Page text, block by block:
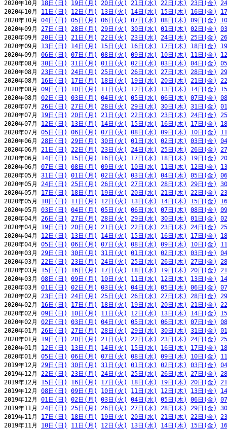
2020年10月 18日(日) 19日(月) 20日(火) 21日(水) 22日(木) 23日(金)
2020年10月 11日(日) 12日(月) 13日(火) 14日(水) 15日(木) 16日(金)
2020年10月 04日(日) 05日(月) 06日(火) 07日(水) 08日(木) 09日(金)
2020年09月 27日(日) 28日(月) 29日(火) 30日(水) 01日(木) 02日(金)
2020年09月 20日(日) 21日(月) 22日(火) 23日(水) 24日(木) 25日(金)
2020年09月 13日(日) 14日(月) 15日(火) 16日(水) 17日(木) 18日(金)
2020年09月 06日(日) 07日(月) 08日(火) 09日(水) 10日(木) 11日(金)
2020年08月 30日(日) 31日(月) 01日(火) 02日(水) 03日(木) 04日(金)
2020年08月 23日(日) 24日(月) 25日(火) 26日(水) 27日(木) 28日(金)
2020年08月 16日(日) 17日(月) 18日(火) 19日(水) 20日(木) 21日(金)
2020年08月 09日(日) 10日(月) 11日(火) 12日(水) 13日(木) 14日(金)
2020年08月 02日(日) 03日(月) 04日(火) 05日(水) 06日(木) 07日(金)
2020年07月 26日(日) 27日(月) 28日(火) 29日(水) 30日(木) 31日(金)
2020年07月 19日(日) 20日(月) 21日(火) 22日(水) 23日(木) 24日(金)
2020年07月 12日(日) 13日(月) 14日(火) 15日(水) 16日(木) 17日(金)
2020年07月 05日(日) 06日(月) 07日(火) 08日(水) 09日(木) 10日(金)
2020年06月 28日(日) 29日(月) 30日(火) 01日(水) 02日(木) 03日(金)
2020年06月 21日(日) 22日(月) 23日(火) 24日(水) 25日(木) 26日(金)
2020年06月 14日(日) 15日(月) 16日(火) 17日(水) 18日(木) 19日(金)
2020年06月 07日(日) 08日(月) 09日(火) 10日(水) 11日(木) 12日(金)
2020年05月 31日(日) 01日(月) 02日(火) 03日(水) 04日(木) 05日(金)
2020年05月 24日(日) 25日(月) 26日(火) 27日(水) 28日(木) 29日(金)
2020年05月 17日(日) 18日(月) 19日(火) 20日(水) 21日(木) 22日(金)
2020年05月 10日(日) 11日(月) 12日(火) 13日(水) 14日(木) 15日(金)
2020年05月 03日(日) 04日(月) 05日(火) 06日(水) 07日(木) 08日(金)
2020年04月 26日(日) 27日(月) 28日(火) 29日(水) 30日(木) 01日(金)
2020年04月 19日(日) 20日(月) 21日(火) 22日(水) 23日(木) 24日(金)
2020年04月 12日(日) 13日(月) 14日(火) 15日(水) 16日(木) 17日(金)
2020年04月 05日(日) 06日(月) 07日(火) 08日(水) 09日(木) 10日(金)
2020年03月 29日(日) 30日(月) 31日(火) 01日(水) 02日(木) 03日(金)
2020年03月 22日(日) 23日(月) 24日(火) 25日(水) 26日(木) 27日(金)
2020年03月 15日(日) 16日(月) 17日(火) 18日(水) 19日(木) 20日(金)
2020年03月 08日(日) 09日(月) 10日(火) 11日(水) 12日(木) 13日(金)
2020年03月 01日(日) 02日(月) 03日(火) 04日(水) 05日(木) 06日(金)
2020年02月 23日(日) 24日(月) 25日(火) 26日(水) 27日(木) 28日(金)
2020年02月 16日(日) 17日(月) 18日(火) 19日(水) 20日(木) 21日(金)
2020年02月 09日(日) 10日(月) 11日(火) 12日(水) 13日(木) 14日(金)
2020年02月 02日(日) 03日(月) 04日(火) 05日(水) 06日(木) 07日(金)
2020年01月 26日(日) 27日(月) 28日(火) 29日(水) 30日(木) 31日(金)
2020年01月 19日(日) 20日(月) 21日(火) 22日(水) 23日(木) 24日(金)
2020年01月 12日(日) 13日(月) 14日(火) 15日(水) 16日(木) 17日(金)
2020年01月 05日(日) 06日(月) 07日(火) 08日(水) 09日(木) 10日(金)
2019年12月 29日(日) 30日(月) 31日(火) 01日(水) 02日(木) 03日(金)
2019年12月 22日(日) 23日(月) 24日(火) 25日(水) 26日(木) 27日(金)
2019年12月 15日(日) 16日(月) 17日(火) 18日(水) 19日(木) 20日(金)
2019年12月 08日(日) 09日(月) 10日(火) 11日(水) 12日(木) 13日(金)
2019年12月 01日(日) 02日(月) 03日(火) 04日(水) 05日(木) 06日(金)
2019年11月 24日(日) 25日(月) 26日(火) 27日(水) 28日(木) 29日(金)
2019年11月 17日(日) 18日(月) 19日(火) 20日(水) 21日(木) 22日(金)
2019年11月 10日(日) 11日(月) 12日(火) 13日(水) 14日(木) 15日(金)